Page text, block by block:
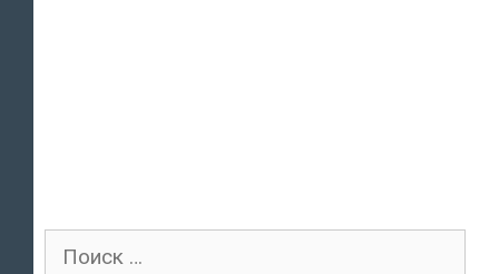
Поиск